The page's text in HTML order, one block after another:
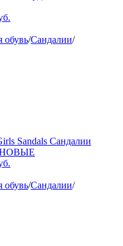
обувь/Сандалии/
Sandals Сандалии
НОВЫЕ
обувь/Сандалии/